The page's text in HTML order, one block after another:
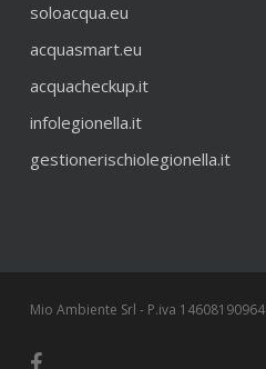
soloacqua.eu
acquasmart.eu
acquacheckup.it
infolegionella.it
gestionerischiolegionella.it
Mio Ambiente Srl - P.iva 14608190964
facebook